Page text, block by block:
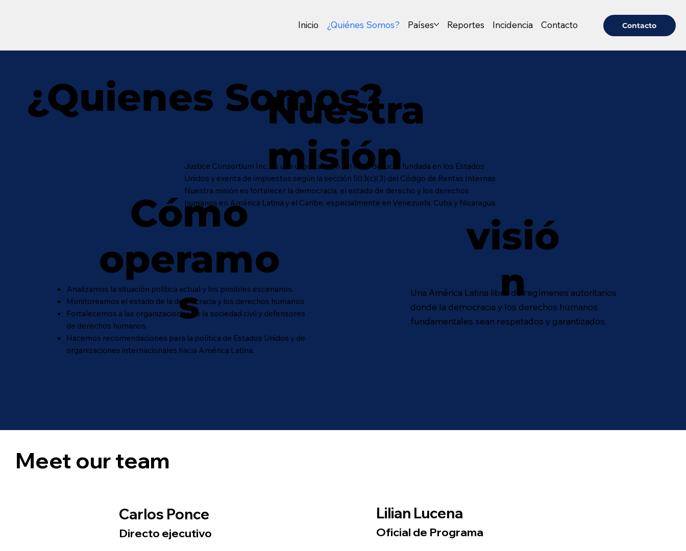
Inicio ¿Quiénes Somos? Países Reportes Incidencia Contacto
Nuestra
misión
Analizamos la situación política actual y los posibles escenarios.
Monitoreamos el estado de la democracia y los derechos humanos.
Fortalecemos a las organizaciones de la sociedad civil y defensores
de derechos humanos.
Hacemos recomendaciones para la política de Estados Unidos y de
organizaciones internacionales hacia América Latina.
Cómo
operamo
s
visió
n
Una América Latina libre de regímenes autoritarios
donde la democracia y los derechos humanos
fundamentales sean respetados y garantizados.
Justice Consortium Inc. es una organización sin fines de lucro fundada en los Estados
Unidos y exenta de impuestos según la sección 503(c)(3) del Código de Rentas Internas.
Nuestra misión es fortalecer la democracia, el estado de derecho y los derechos
humanos en América Latina y el Caribe, especialmente en Venezuela, Cuba y Nicaragua.
¿Quienes Somos?
Carlos Ponce
Directo ejecutivo
Meet our team
Lilian Lucena
Oficial de Programa